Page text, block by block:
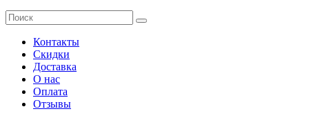
Контакты
Скидки
Доставка
О нас
Оплата
Отзывы